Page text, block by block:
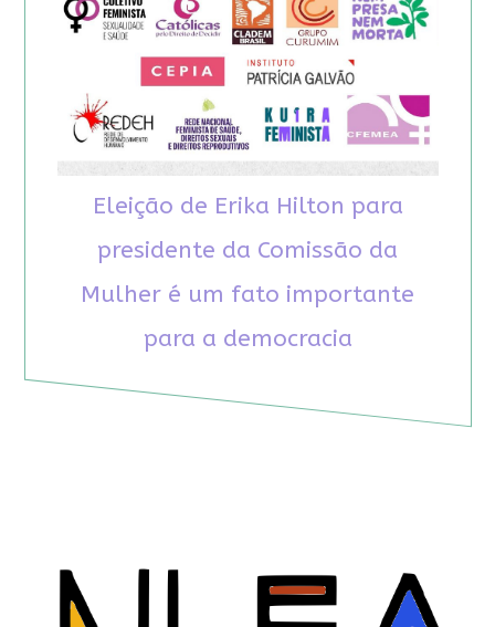
Eleição de Erika Hilton para
presidente da Comissão da
Mulher é um fato importante
para a democracia